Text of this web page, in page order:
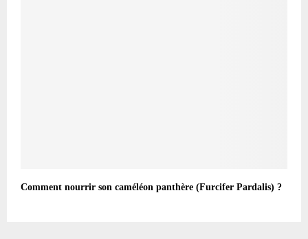
Comment nourrir son caméléon panthère (Furcifer Pardalis) ?